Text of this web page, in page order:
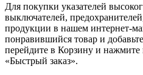
Для покупки указателей
выключателей,
продукции в нашем интернет-
понравившийся товар и
перейдите в Корзину и
«Быстрый заказ».